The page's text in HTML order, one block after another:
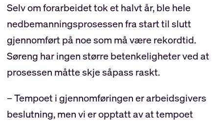
Selv om forarbeidet tok et halvt år, ble hele
nedbemanningsprosessen fra start til slutt
gjennomført på noe som må være rekordtid.
Søreng har ingen større betenkeligheter ved at
prosessen måtte skje såpass raskt.
– Tempoet i gjennomføringen er arbeidsgivers
beslutning, men vi er opptatt av at tempoet